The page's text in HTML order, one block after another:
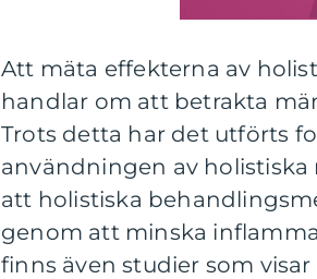
Att mäta effekterna av
handlar om att betrakta
Trots detta har det utförts
användningen av holistiska
att holistiska
genom att minska
finns även studier som